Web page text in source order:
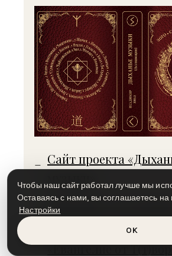
Сайт проекта
Описание
Материалы мистерии
«Евангелие от
Чтобы наш сайт работал лучше мы
Оставаясь с нами, вы соглашаетесь на
Настройки
OK